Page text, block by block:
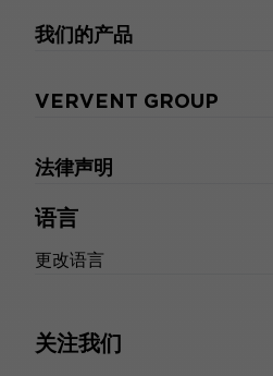
语言
更改语言
关注我们
我们的产品
VERVENT GROUP
法律声明